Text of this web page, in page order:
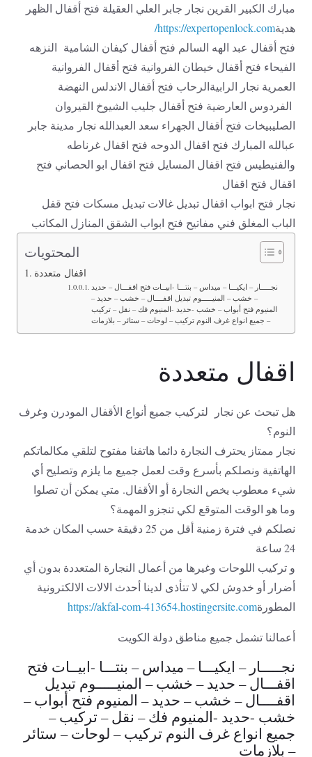
مبارك الكبير القرين نجار جابر العلي العقيلة فتح أقفال الظهر
هديةhttps://expertopenlock.com/
فتح أقفال عبد الهه السالم فتح أقفال كيفان الشامية النزهه
الفيحاء فتح أقفال خيطان الفروانية فتح أقفال الفروانية
العمرية نجار الرابيةالرحاب فتح أقفال الاندلس النهضة
الفردوس العارضية فتح أقفال جليب الشيوخ القيروان
الصليبيخات فتح أقفال الجهراء سعد العبدالله نجار مدينة جابر
عبالله المبارك فتح اقفال الدوحه فتح اقفال غرناطه
والفنيطيس فتح اقفال المسايل فتح اقفال ابو الحصاني فتح
اقفال فتح اقفال
نجار فتح ابواب اقفال تبديل غالات تبديل مسكات فتح قفل
الباب المغلق فني مفاتيح فتح ابواب الشقق المنازل المكاتب
المحتويات
اقفال متعددة
نجـــــار – ايكيـــا – ميداس – بنتـــا -ابيــات فتح اقفـــال – حديد
– خشب – المنيـــــوم تبديل اقفــــال – خشب – حديد –
المنيوم فتح أبواب – خشب -حديد -المنيوم فك – نقل – تركيب
– جميع انواع غرف النوم تركيب – لوحات – ستائر – بلازمات
اقفال متعددة
هل تبحث عن نجار لتركيب جميع أنواع الأقفال المودرن وغرف
النوم؟
نجار ممتاز يحترف النجارة دائما هاتفنا مفتوح لتلقي مكالماتكم
الهاتفية ونصلكم بأسرع وقت لعمل جميع ما يلزم وتصليح أي
شيء معطوب يخص النجارة أو الأقفال. متي يمكن أن تصلوا
وما هو الوقت المتوقع لكي تنجزو المهمة؟
نصلكم في فترة زمنية أقل من 25 دقيقة حسب المكان خدمة
24 ساعة
و تركيب اللوحات وغيرها من أعمال النجارة المتعددة بدون أي
أضرار أو خدوش لكي لا تتأذى لدينا أحدث الالات الالكترونية
المطورةhttps://akfal-com-413654.hostingersite.com
أعمالنا تشمل جميع مناطق دولة الكويت
نجـــــار – ايكيـــا – ميداس – بنتـــا -ابيــات فتح
اقفـــال – حديد – خشب – المنيـــــوم تبديل
اقفــــال – خشب – حديد – المنيوم فتح أبواب –
خشب -حديد -المنيوم فك – نقل – تركيب –
جميع انواع غرف النوم تركيب – لوحات – ستائر
– بلازمات